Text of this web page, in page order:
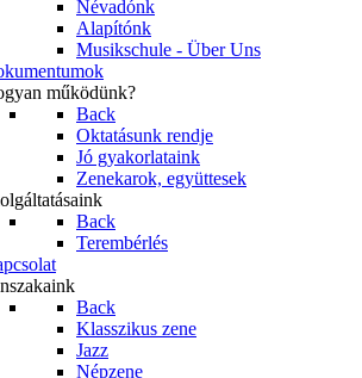
Névadónk
Alapítónk
Musikschule - Über Uns
működünk?
Back
Oktatásunk rendje
Jó gyakorlataink
Zenekarok, együttesek
Back
Terembérlés
Back
Klasszikus zene
Jazz
Népzene